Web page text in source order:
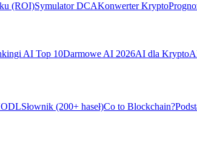
(ROI)Symulator DCAKonwerter Krypto
AI Top 10Darmowe AI 2026AI dla Krypto
Słownik (200+ haseł)Co to Blockchain?